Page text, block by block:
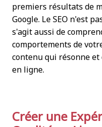
premiers résultats de
Google. Le SEO n'est
s'agit aussi de
comportements de
contenu qui résonne
en ligne.
Créer une